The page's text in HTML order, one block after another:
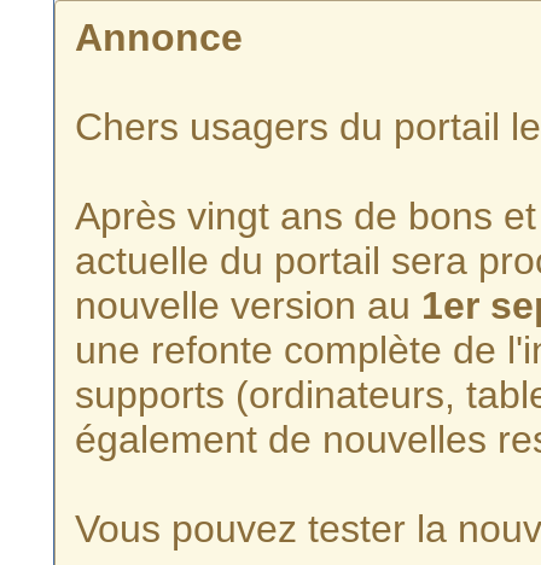
Annonce
Chers usagers du portail
Après vingt ans de bons
actuelle du portail sera
nouvelle version au 1er
une refonte complète de
supports (ordinateurs,
également de nouvelles
Vous pouvez tester la